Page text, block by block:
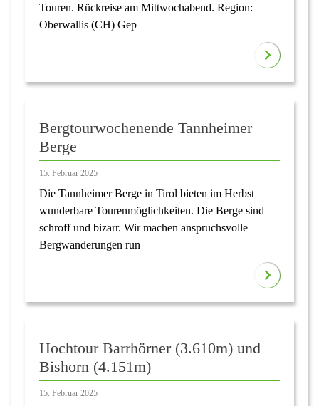
Touren. Rückreise am Mittwochabend. Region:
Oberwallis (CH) Gep
Bergtourwochenende Tannheimer
Berge
15. Februar 2025
Die Tannheimer Berge in Tirol bieten im Herbst
wunderbare Tourenmöglichkeiten. Die Berge sind
schroff und bizarr. Wir machen anspruchsvolle
Bergwanderungen run
Hochtour Barrhörner (3.610m) und
Bishorn (4.151m)
15. Februar 2025